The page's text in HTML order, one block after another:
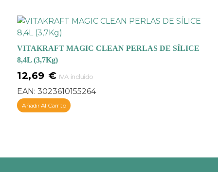
VITAKRAFT MAGIC CLEAN PERLAS DE SÍLICE
8,4L (3,7Kg)
12,69 € IVA incluido
EAN: 3023610155264
Añadir Al Carrito